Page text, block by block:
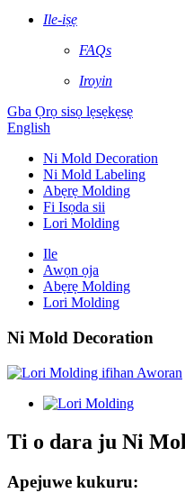
Ile-iṣẹ
FAQs
Iroyin
Gba Ọrọ sisọ lẹsẹkẹsẹ
English
Ni Mold Decoration
Ni Mold Labeling
Abẹrẹ Molding
Fi Isọda sii
Lori Molding
Ile
Awọn ọja
Abẹrẹ Molding
Lori Molding
Ni Mold Decoration
Ti o dara ju Ni
Apejuwe kukuru: